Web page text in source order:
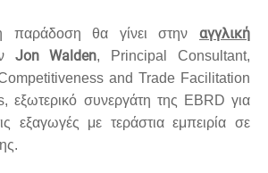
παράδοση θα γίνει στηναγγλική
Jon Walden, Principal Consultant,
and Trade Facilitation
,εξωτερικό συνεργάτη της EBRDγια
εξαγωγές με τεράστια εμπειρία σε
.